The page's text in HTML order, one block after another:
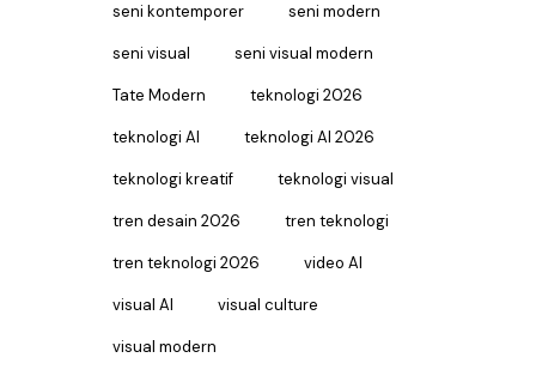
seni kontemporer seni modern
seni visual seni visual modern
Tate Modern teknologi 2026
teknologi AI teknologi AI 2026
teknologi kreatif teknologi visual
tren desain 2026 tren teknologi
tren teknologi 2026 video AI
visual AI visual culture
visual modern